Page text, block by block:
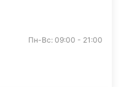
Пн-Вс: 09:00 - 21:00